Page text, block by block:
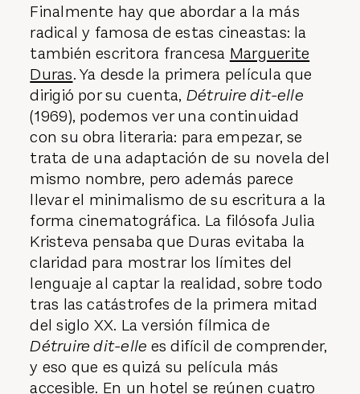
Finalmente hay que abordar a la más
radical y famosa de estas cineastas: la
también escritora francesa Marguerite
Duras. Ya desde la primera película que
dirigió por su cuenta, Détruire dit-elle
(1969), podemos ver una continuidad
con su obra literaria: para empezar, se
trata de una adaptación de su novela del
mismo nombre, pero además parece
llevar el minimalismo de su escritura a la
forma cinematográfica. La filósofa Julia
Kristeva pensaba que Duras evitaba la
claridad para mostrar los límites del
lenguaje al captar la realidad, sobre todo
tras las catástrofes de la primera mitad
del siglo XX. La versión fílmica de
Détruire dit-elle es difícil de comprender,
y eso que es quizá su película más
accesible. En un hotel se reúnen cuatro